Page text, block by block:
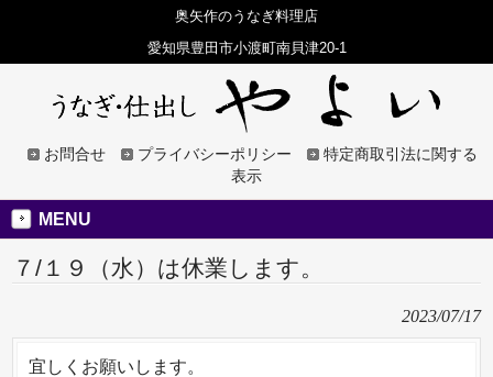
奥矢作のうなぎ料理店
愛知県豊田市小渡町南貝津20-1
お問合せ プライバシーポリシー
特定商取引法に関する
表示
MENU
７/１９（水）は休業します。
2023/07/17
宜しくお願いします。